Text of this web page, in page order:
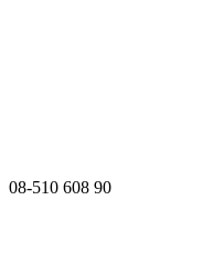
08-510 608 90